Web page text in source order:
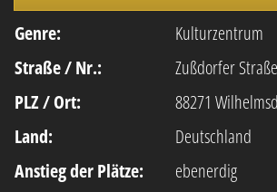
Genre:
Kulturzentrum
Straße / Nr.:
Zußdorfer
PLZ / Ort:
88271
Land:
Deutschland
Anstieg der Plätze:
ebenerdig